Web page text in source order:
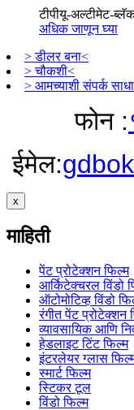
टीपीयू-अल्टीमेट-
अधिक जाणून घ्या
> डीलर बना<
> चौकशी<
> आमच्याशी संपर्क
फोन :
ईमेल:
x
माहिती
पेंट प्रोटेक्शन फिल्म
आर्किटेक्चरल विंडो
ऑटोमोटिव्ह विंडो
रंगीत पेंट प्रोटेक्शन
व्यावसायिक आणि
हेडलाइट टिंट फिल्म
इंटरलेयर ग्लास
स्मार्ट फिल्म
स्टिकर टूल
विंडो फिल्म